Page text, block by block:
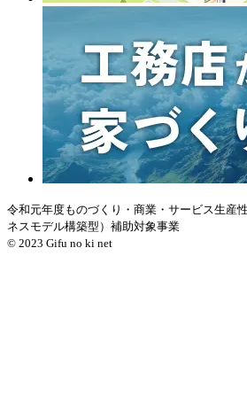
令和元年度ものづくり・商業・サービス生産
ネスモデル構築型）補助対象事業
© 2023 Gifu no ki net